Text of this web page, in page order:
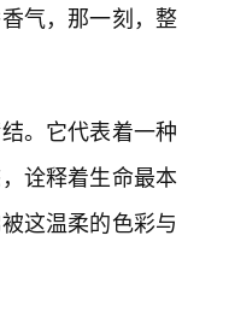
气，那一刻，整
。它代表着一种
诠释着生命最本
这温柔的色彩与